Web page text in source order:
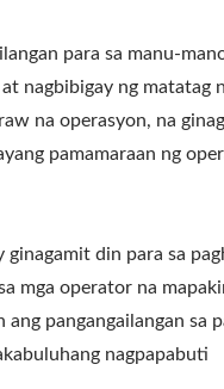
para sa manu-
nagbibigay ng matatag
na operasyon, na
pamamaraan ng
din para sa
mga operator na
pangangailangan sa
nagpapabuti